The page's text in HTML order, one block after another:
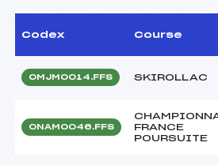
Codex Course
OMJM0014.FFS SKIROLLAC
ONAM0046.FFS
FRANCE
POURSUITE